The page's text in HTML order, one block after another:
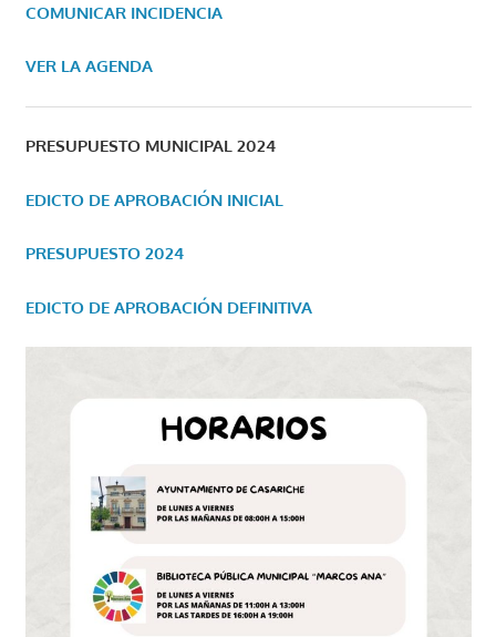
COMUNICAR INCIDENCIA
VER LA AGENDA
PRESUPUESTO MUNICIPAL 2024
EDICTO DE APROBACIÓN INICIAL
PRESUPUESTO 2024
EDICTO DE APROBACIÓN DEFINITIVA